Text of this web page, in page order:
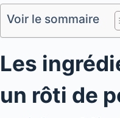
Voir le sommaire
Les
un rôti de